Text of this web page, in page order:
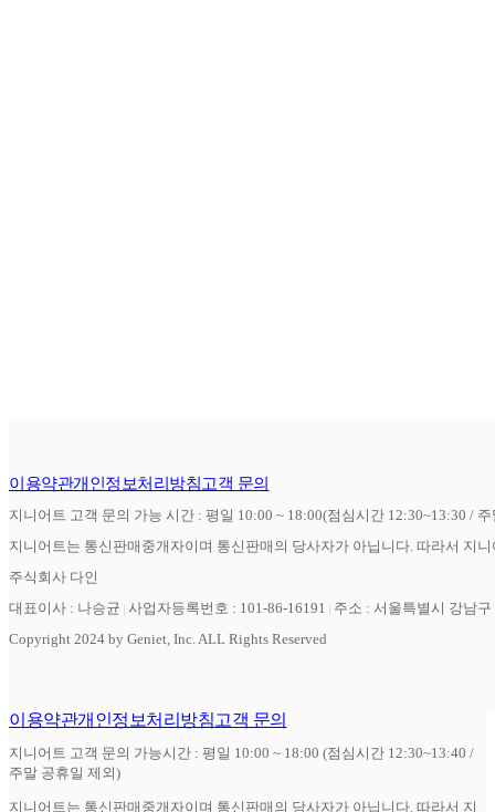
이용약관개인정보처리방침고객 문의
지니어트 고객 문의 가능 시간 : 평일 10:00 ~ 18:00(점심시간 12:30~13:30 /
지니어트는 통신판매중개자이며 통신판매의 당사자가 아닙니다. 따라서 지
주식회사 다인
대표이사 : 나승균 사업자등록번호 : 101-86-16191
주소 : 서울특별시 강남
Copyright 2024 by Geniet, Inc. ALL Rights Reserved
이용약관개인정보처리방침고객 문의
지니어트 고객 문의 가능시간 : 평일 10:00 ~ 18:00 (점심시간 12:30~13:40 /
주말 공휴일 제외)
지니어트는 통신판매중개자이며 통신판매의 당사자가 아닙니다. 따라서 지